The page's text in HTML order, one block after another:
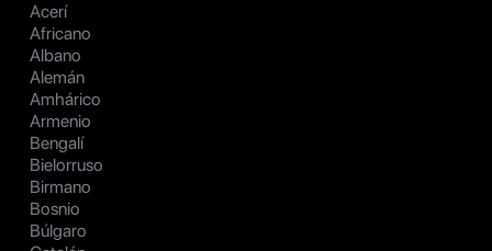
Acerí
Africano
Albano
Alemán
Amhárico
Armenio
Bengalí
Bielorruso
Birmano
Bosnio
Búlgaro